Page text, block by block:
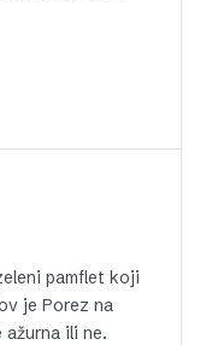
pamflet koji
je Porez na
ili ne.